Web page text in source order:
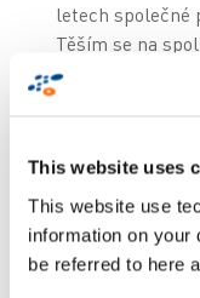
This website uses
This website use
information on your
be referred to here
letech společné
Těším se na
divizí, výkonným
řediteli,
kapitolu
nové roli.“
Ve